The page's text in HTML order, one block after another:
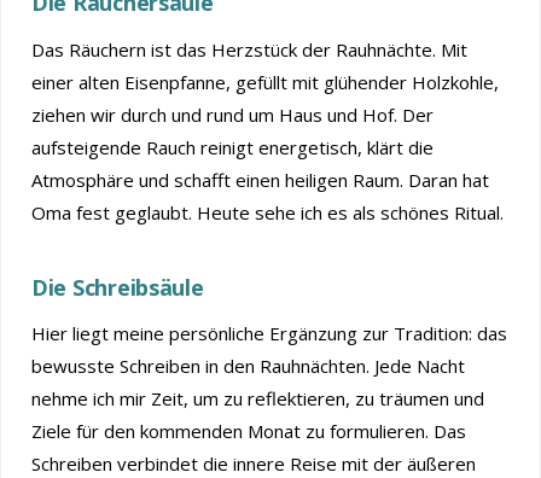
Das Räuchern ist das Herzstück der Rauhnächte. Mit
einer alten Eisenpfanne, gefüllt mit glühender Holzkohle,
ziehen wir durch und rund um Haus und Hof. Der
aufsteigende Rauch reinigt energetisch, klärt die
Atmosphäre und schafft einen heiligen Raum. Daran hat
Oma fest geglaubt. Heute sehe ich es als schönes Ritual.
Die Schreibsäule
Hier liegt meine persönliche Ergänzung zur Tradition: das
bewusste Schreiben in den Rauhnächten. Jede Nacht
nehme ich mir Zeit, um zu reflektieren, zu träumen und
Ziele für den kommenden Monat zu formulieren. Das
Schreiben verbindet die innere Reise mit der äußeren